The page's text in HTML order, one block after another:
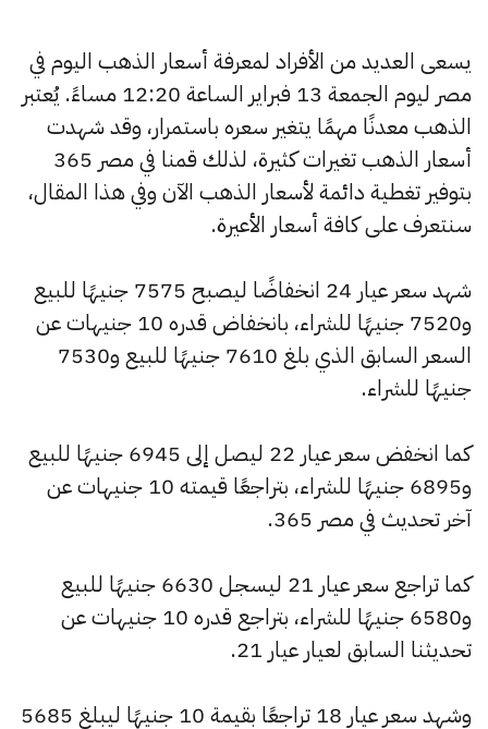
يسعى العديد من الأفراد لمعرفة أسعار الذهب اليوم في
مصر ليوم الجمعة 13 فبراير الساعة 12:20 مساءً. يُعتبر
الذهب معدنًا مهمًا يتغير سعره باستمرار، وقد شهدت
أسعار الذهب تغيرات كثيرة، لذلك قمنا في مصر 365
بتوفير تغطية دائمة لأسعار الذهب الآن وفي هذا المقال،
سنتعرف على كافة أسعار الأعيرة.
شهد سعر عيار 24 انخفاضًا ليصبح 7575 جنيهًا للبيع
و7520 جنيهًا للشراء، بانخفاض قدره 10 جنيهات عن
السعر السابق الذي بلغ 7610 جنيهًا للبيع و7530
جنيهًا للشراء.
كما انخفض سعر عيار 22 ليصل إلى 6945 جنيهًا للبيع
و6895 جنيهًا للشراء، بتراجعًا قيمته 10 جنيهات عن
آخر تحديث في مصر 365.
كما تراجع سعر عيار 21 ليسجل 6630 جنيهًا للبيع
و6580 جنيهًا للشراء، بتراجع قدره 10 جنيهات عن
تحديثنا السابق لعيار عيار 21.
وشهد سعر عيار 18 تراجعًا بقيمة 10 جنيهًا ليبلغ 5685